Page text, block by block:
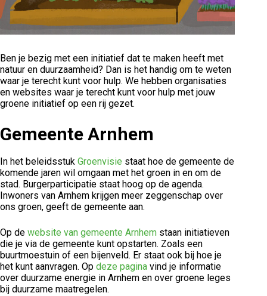
Ben je bezig met een initiatief dat te maken heeft met
natuur en duurzaamheid? Dan is het handig om te weten
waar je terecht kunt voor hulp. We hebben organisaties
en websites waar je terecht kunt voor hulp met jouw
groene initiatief op een rij gezet.
Gemeente Arnhem
In het beleidsstuk Groenvisie staat hoe de gemeente de
komende jaren wil omgaan met het groen in en om de
stad. Burgerparticipatie staat hoog op de agenda.
Inwoners van Arnhem krijgen meer zeggenschap over
ons groen, geeft de gemeente aan.
Op de website van gemeente Arnhem staan initiatieven
die je via de gemeente kunt opstarten. Zoals een
buurtmoestuin of een bijenveld. Er staat ook bij hoe je
het kunt aanvragen. Op deze pagina vind je informatie
over duurzame energie in Arnhem en over groene leges
bij duurzame maatregelen.